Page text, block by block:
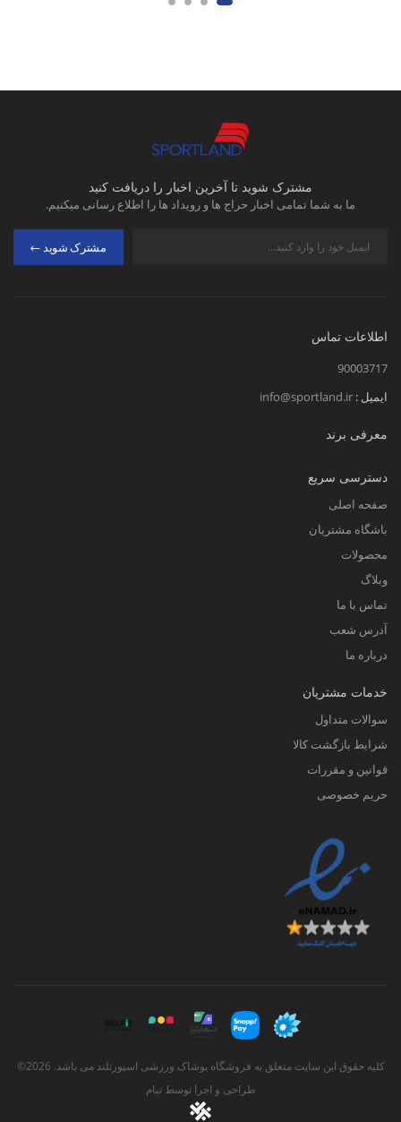
مشترک شوید تا آخرین اخبار را دریافت کنید
ما به شما تمامی اخبار حراج ها و رویداد ها را اطلاع رسانی میکنیم.
مشترک شوید
اطلاعات تماس
90003717
ایمیل : info@sportland.ir
معرفی برند
دسترسی سریع
صفحه اصلی
باشگاه مشتریان
محصولات
وبلاگ
تماس با ما
آدرس شعب
درباره ما
خدمات مشتریان
سوالات متداول
شرایط بازگشت کالا
قوانین و مقررات
حریم خصوصی
کلیه حقوق این سایت متعلق به فروشگاه پوشاک ورزشی اسپورتلند می باشد. 2026©
طراحی و اجرا توسطتیام